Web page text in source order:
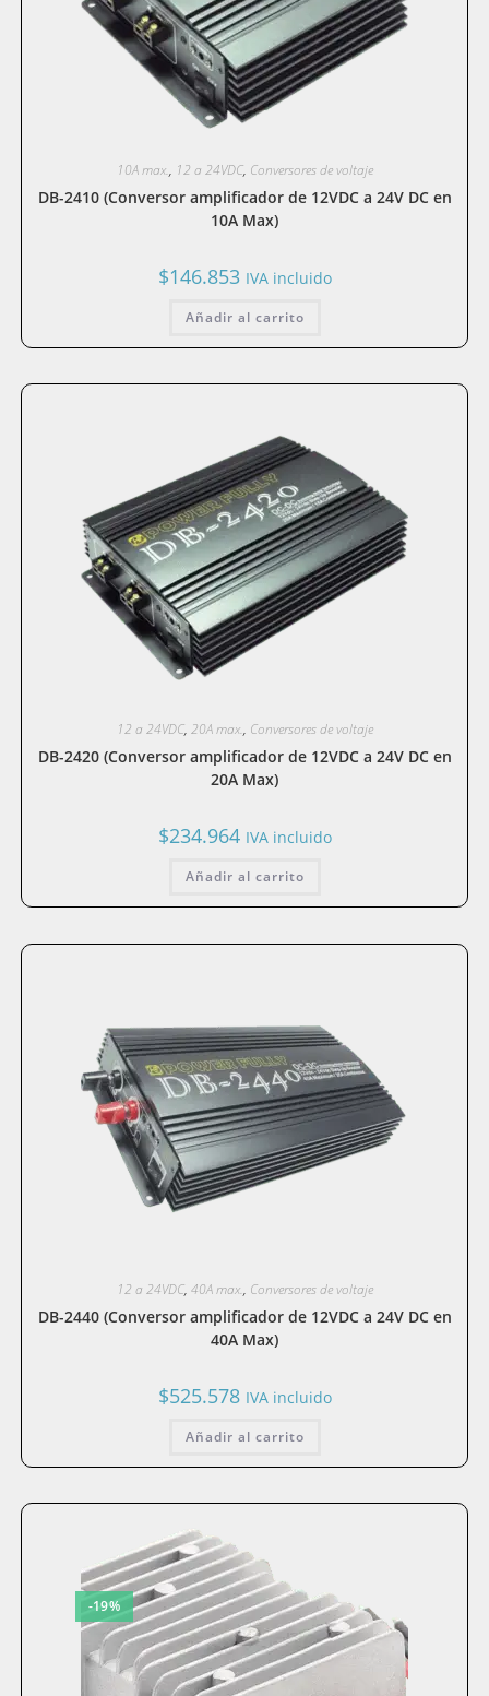
10A max., 12 a 24VDC, Conversores de voltaje
DB-2410 (Conversor amplificador de 12VDC a 24V DC en
10A Max)
$146.853 IVA incluido
Añadir al carrito
12 a 24VDC, 20A max., Conversores de voltaje
DB-2420 (Conversor amplificador de 12VDC a 24V DC en
20A Max)
$234.964 IVA incluido
Añadir al carrito
12 a 24VDC, 40A max., Conversores de voltaje
DB-2440 (Conversor amplificador de 12VDC a 24V DC en
40A Max)
$525.578 IVA incluido
Añadir al carrito
-19%